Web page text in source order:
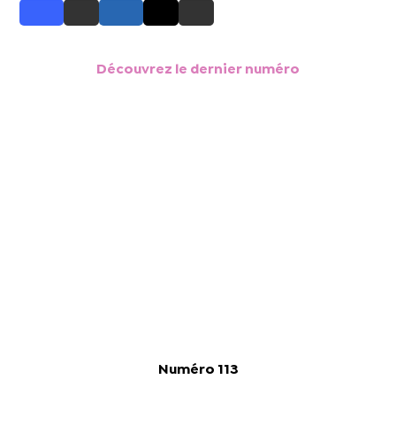
Découvrez le dernier numéro
Numéro 113